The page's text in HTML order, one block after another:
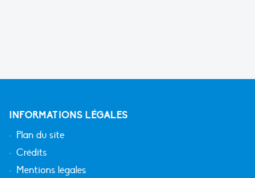
INFORMATIONS LÉGALES
Plan du site
Crédits
Mentions légales